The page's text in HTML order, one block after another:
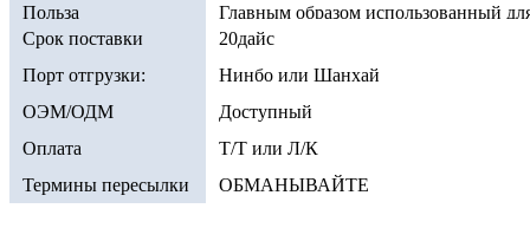
Польза
Главным образом использованный
постельных принадлежностей етк
Срок поставки
20дайс
Порт отгрузки:
Нинбо или Шанхай
ОЭМ/ОДМ
Доступный
Оплата
Т/Т или Л/К
Термины пересылки
ОБМАНЫВАЙТЕ
Ткань меха